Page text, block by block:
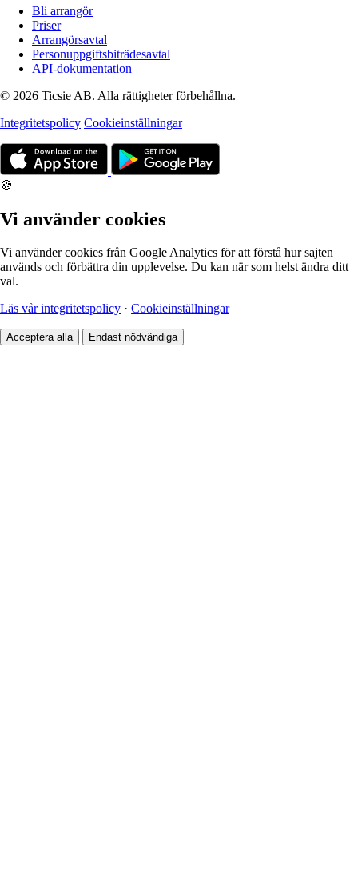
Bli arrangör
Priser
Arrangörsavtal
Personuppgiftsbiträdesavtal
API-dokumentation
© 2026 Ticsie AB. Alla rättigheter förbehållna.
Integritetspolicy Cookieinställningar
🍪
Vi använder cookies
Vi använder cookies från Google Analytics för att förstå hur sajten
används och förbättra din upplevelse. Du kan när som helst ändra ditt
val.
Läs vår integritetspolicy · Cookieinställningar
Acceptera alla Endast nödvändiga